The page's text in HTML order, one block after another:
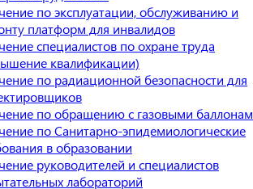
по эксплуатации, обслуживанию и
платформ для инвалидов
специалистов по охране труда
квалификации)
по радиационной безопасности для
по обращению с газовыми
по Санитарно-эпидемиологические
в образовании
руководителей и специалистов
лабораторий